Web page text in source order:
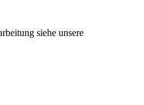
siehe unsere